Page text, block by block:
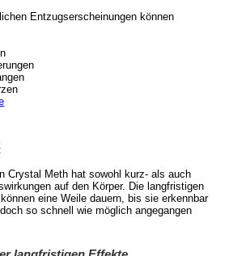
Entzugserscheinungen können
Crystal Meth hat sowohl kurz- als auch
auf den Körper. Die langfristigen
eine Weile dauern, bis sie erkennbar
so schnell wie möglich angegangen